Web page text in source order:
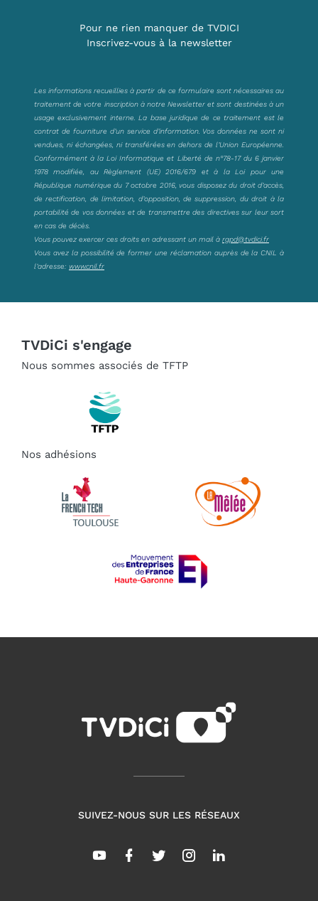
Pour ne rien manquer de TVDICI
Inscrivez-vous à la newsletter
Les informations recueillies à partir de ce formulaire sont nécessaires au
traitement de votre inscription à notre Newsletter et sont destinées à un
usage exclusivement interne. La base juridique de ce traitement est le
contrat de fourniture d’un service d’information. Vos données ne sont ni
vendues, ni échangées, ni transférées en dehors de l’Union Européenne.
Conformément à la Loi Informatique et Liberté de n°78-17 du 6 janvier
1978 modifiée, au Règlement (UE) 2016/679 et à la Loi pour une
République numérique du 7 octobre 2016, vous disposez du droit d’accès,
de rectification, de limitation, d’opposition, de suppression, du droit à la
portabilité de vos données et de transmettre des directives sur leur sort
en cas de décès.
Vous pouvez exercer ces droits en adressant un mail à rgpd@tvdici.fr
Vous avez la possibilité de former une réclamation auprès de la CNIL à
l’adresse: www.cnil.fr
TVDiCi s'engage
Nous sommes associés de TFTP
Nos adhésions
SUIVEZ-NOUS SUR LES RÉSEAUX